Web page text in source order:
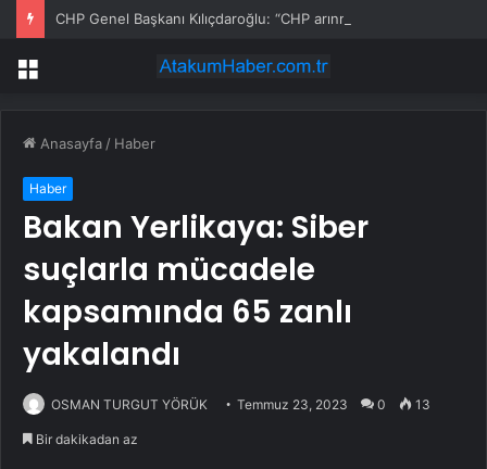
Menü
Anasayfa / Haber
Haber
Bakan Yerlikaya: Siber
suçlarla mücadele
kapsamında 65 zanlı
yakalandı
OSMAN TURGUT YÖRÜK Temmuz 23, 2023 0 13
Bir dakikadan az